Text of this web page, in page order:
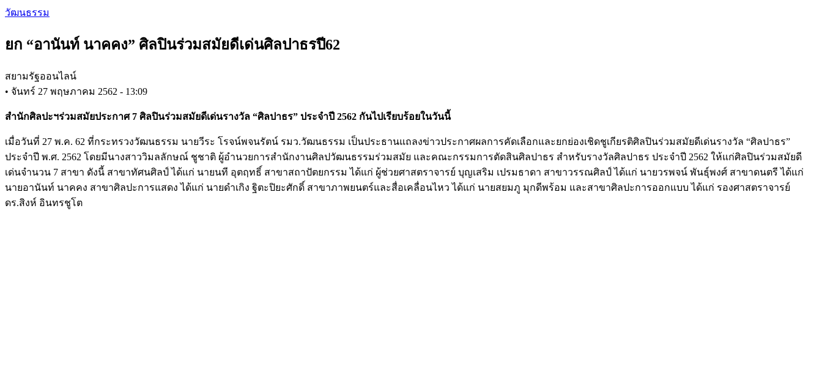
Skip
content
วัฒนธรรม
ยก “อานันท์ นาคคง” ศิลปินร่วมสมัยดีเด่นศิลปาธรปี62
สยามรัฐออนไลน์
• จันทร์ 27 พฤษภาคม 2562 - 13:09
สำนักศิลปะฯร่วมสมัยประกาศ 7 ศิลปินร่วมสมัยดีเด่นรางวัล “ศิลปาธร” ประจำปี 2562 กันไปเรียบร้อยในวันนี้
เมื่อวันที่ 27 พ.ค. 62 ที่กระทรวงวัฒนธรรม นายวีระ โรจน์พจนรัตน์ รมว.วัฒนธรรม เป็นประธานแถลงข่าวประกาศผลการคัดเลือกและยกย่องเชิดชูเกียรติศิลปินร่วมสมัยดีเด่นรางวัล “ศิลปาธร”
ประจำปี พ.ศ. 2562 โดยมีนางสาววิมลลักษณ์ ชูชาติ ผู้อำนวยการสำนักงานศิลปวัฒนธรรมร่วมสมัย และคณะกรรมการตัดสินศิลปาธร สำหรับรางวัลศิลปาธร ประจำปี 2562 ให้แก่ศิลปินร่วมสมัยดี
เด่นจำนวน 7 สาขา ดังนี้ สาขาทัศนศิลป์ ได้แก่ นายนที อุตฤทธิ์ สาขาสถาปัตยกรรม ได้แก่ ผู้ช่วยศาสตราจารย์ บุญเสริม เปรมธาดา สาขาวรรณศิลป์ ได้แก่ นายวรพจน์ พันธุ์พงศ์ สาขาดนตรี ได้แก่
นายอานันท์ นาคคง สาขาศิลปะการแสดง ได้แก่ นายดำเกิง ฐิตะปิยะศักดิ์ สาขาภาพยนตร์และสื่อเคลื่อนไหว ได้แก่ นายสยมภู มุกดีพร้อม และสาขาศิลปะการออกแบบ ได้แก่ รองศาสตราจารย์
ดร.สิงห์ อินทรชูโต